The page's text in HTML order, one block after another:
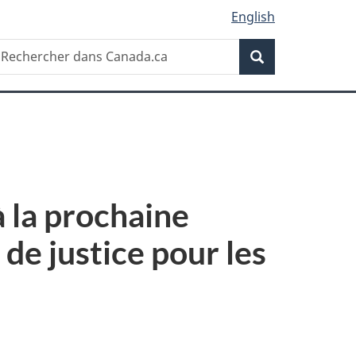
English
Recherche
prochaine
justice pour les